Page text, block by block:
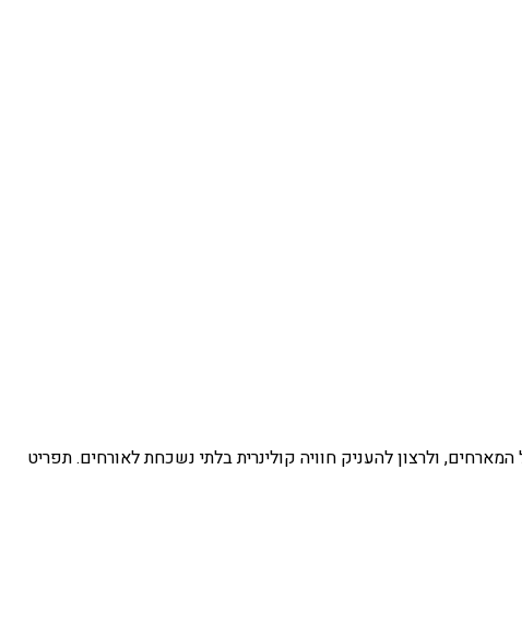
ולרצון להעניק חוויה קולינרית בלתי נשכחת לאורחים. תפריט